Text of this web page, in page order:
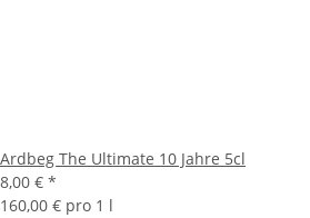
Ardbeg The Ultimate 10 Jahre 5cl
8,00 € *
160,00 € pro 1 l